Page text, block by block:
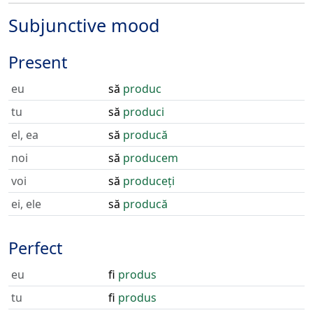
Subjunctive mood
Present
eu să produc
tu
să produci
el, ea
să producă
noi
să producem
voi
să produceți
ei, ele
să producă
Perfect
eu fi produs
tu
fi produs